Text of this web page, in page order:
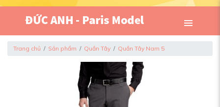
Trang chủ Sản phẩm Quần Tây Quần Tây Nam 5